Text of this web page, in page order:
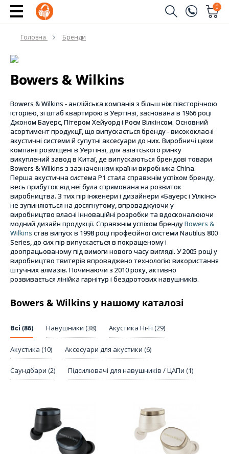
0
Ім'я
Телефон
Надіслати
Головна Бренди
Bowers & Wilkins
Bowers & Wilkins - англійська компанія з більш ніж півсторічною
історією, зі штаб квартирою в Уертінзі, заснована в 1966 році
Джоном Бауерс, Пітером Хейуорд і Роєм Вілкінсом. Основний
асортимент продукції, що випускається бренду - висококласні
акустичні системи й супутні аксесуари до них. Виробничі цехи
компанії розміщені в Уертінзі, для азіатського ринку
викуплений завод в Китаї, де випускаються брендові товари
Bowers & Wilkins з зазначенням країни виробника China.
Перша акустична система Р1 стала справжнім успіхом бренду,
весь прибуток від неї була спрямована на розвиток
виробництва. З тих пір інженери і дизайнери «Бауерс і Уілкінс»
не зупиняються на досягнутому, впроваджуючи у
виробництво власні інноваційні розробки та вдосконалюючи
модний дизайн продукції. Справжнім успіхом брендуBowers &
Wilkins став випуск в 1998 році професійної системи Nautilus 800
Series, до сих пір випускається в покращеному і
доопрацьованому під вимоги нового часу вигляді. У 2005 році у
виробництво твитерів впроваджено технологію використання
штучних алмазів. Починаючи з 2010 року, активно
розвивається лінійка гарнітур і бездротових навушників.
Bowers & Wilkins у нашому каталозі
Всі (86) Навушники (38) Акустика Hi-Fi (29)
Акустика (10) Аксесуари для акустики (6)
Саундбари (2) Підсилювачі для навушників / ЦАПи (1)